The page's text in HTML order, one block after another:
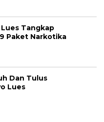
Tangkap
Paket Narkotika
Dan Tulus
Lues